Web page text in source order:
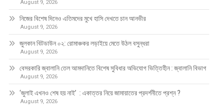
August 9, 2026
নিজের বিশেষ দিনেও এতিমদের মুখে হাসি দেখতে চান আনভীর
August 9, 2026
জুলকান বিটডাউন ০২: রোমাঞ্চকর লড়াইয়ে মেতে উঠল বসুন্ধরা
August 9, 2026
বেসরকারি জ্বালানি তেল আমদানিতে বিশেষ সুবিধার অভিযোগ ভিত্তিহীন : জ্বালানি বিভাগ
August 9, 2026
‘জুলাই এখনও শেষ হয় নাই’ : একাত্তর নিয়ে জামায়াতের প্রদর্শনীতে প্রশ্ন ?
August 9, 2026